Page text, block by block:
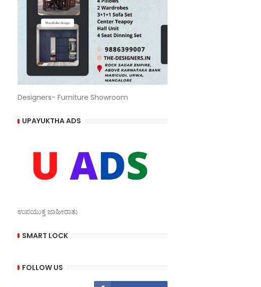
Designers- Furniture Showroom
UPAYUKTHA ADS
ಉಪಯುಕ್ತ ಜಾಹೀರಾತು
SMART LOCK
FOLLOW US